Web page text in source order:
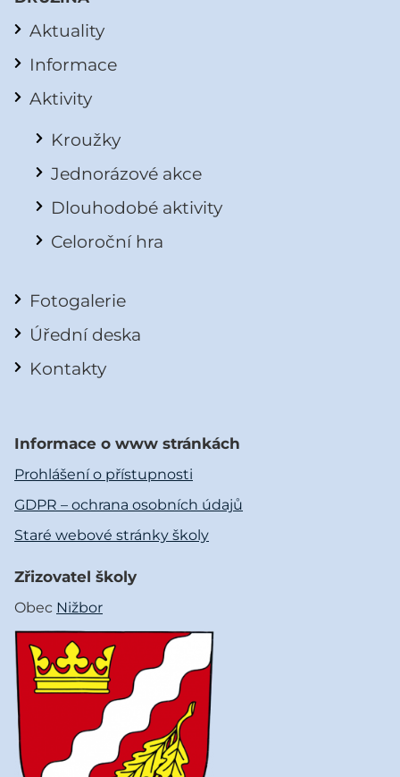
Aktuality
Informace
Aktivity
Kroužky
Jednorázové akce
Dlouhodobé aktivity
Celoroční hra
Fotogalerie
Úřední deska
Kontakty
Informace o www stránkách
Prohlášení o přístupnosti
GDPR – ochrana osobních údajů
Staré webové stránky školy
Zřizovatel školy
Obec Nižbor